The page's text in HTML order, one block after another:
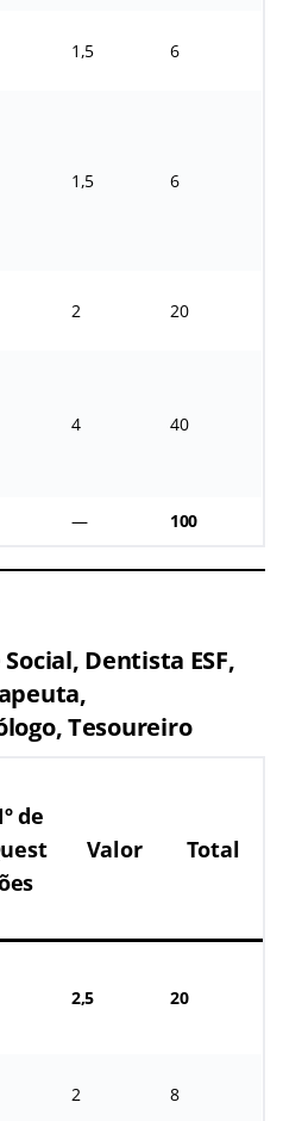
1,5 6
1,5 6
2 20
4 40
— 100
Dentista ESF,
Tesoureiro
de
Valor Total
2,5 20
2 8